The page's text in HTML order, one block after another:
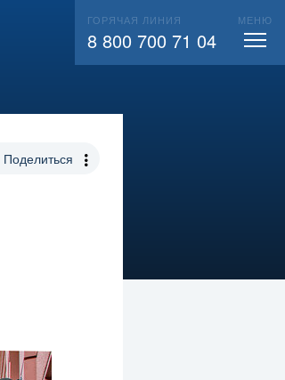
ВЫЗВАТЬ СЛЕСАРЯ
ГОРЯЧАЯ ЛИНИЯ
8 800 700 71 04
МЕНЮ
Поделиться